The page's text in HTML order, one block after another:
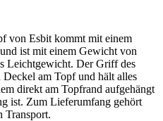
von Esbit kommt mit einem
ist mit einem Gewicht von
Leichtgewicht. Der Griff des
am Topf und hält alles
direkt am Topfrand aufgehängt
ist. Zum Lieferumfang gehört
Transport.